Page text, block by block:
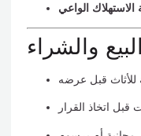
الاستهلاك الواعي
والشراء